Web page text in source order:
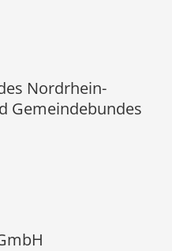
Nordrhein-
Gemeindebundes